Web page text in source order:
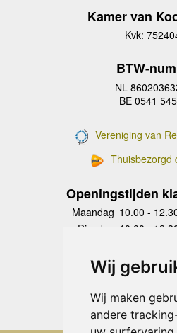
Wij
Wij maken
andere
Kamer van
Kvk:
BTW-
NL
BE 0541
Vereniging van
Thuisbezorgd
Openingstijden
Maandag 10.00 -
Dinsdag 10.00 -
Donderdag
10.00 -
Vrijdag 10.00 -
Zaterdag
Zondag